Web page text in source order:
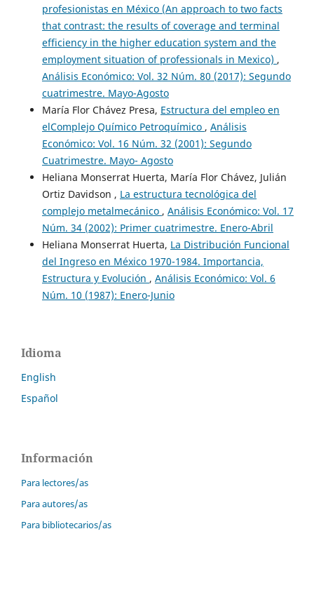
profesionistas en México (An approach to two facts
that contrast: the results of coverage and terminal
efficiency in the higher education system and the
employment situation of professionals in Mexico) ,
Análisis Económico: Vol. 32 Núm. 80 (2017): Segundo
cuatrimestre. Mayo-Agosto
María Flor Chávez Presa, Estructura del empleo en
elComplejo Químico Petroquímico , Análisis
Económico: Vol. 16 Núm. 32 (2001): Segundo
Cuatrimestre. Mayo- Agosto
Heliana Monserrat Huerta, María Flor Chávez, Julián
Ortiz Davidson , La estructura tecnológica del
complejo metalmecánico , Análisis Económico: Vol. 17
Núm. 34 (2002): Primer cuatrimestre. Enero-Abril
Heliana Monserrat Huerta, La Distribución Funcional
del Ingreso en México 1970-1984. Importancia,
Estructura y Evolución , Análisis Económico: Vol. 6
Núm. 10 (1987): Enero-Junio
Idioma
English
Español
Información
Para lectores/as
Para autores/as
Para bibliotecarios/as